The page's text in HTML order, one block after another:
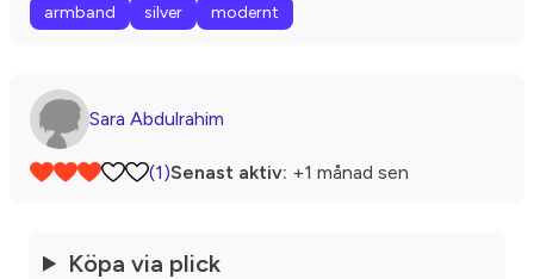
armband silver modernt
Sara Abdulrahim
(1)Senast aktiv: +1 månad sen
Köpa via plick